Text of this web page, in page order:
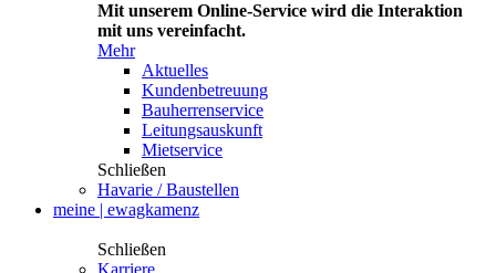
Mit unserem Online-Service wird die Interaktion
mit uns vereinfacht.
Mehr
Aktuelles
Kundenbetreuung
Bauherrenservice
Leitungsauskunft
Mietservice
Schließen
Havarie / Baustellen
meine | ewagkamenz
Schließen
Karriere